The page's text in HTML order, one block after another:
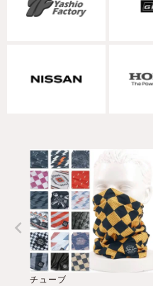
チューブ